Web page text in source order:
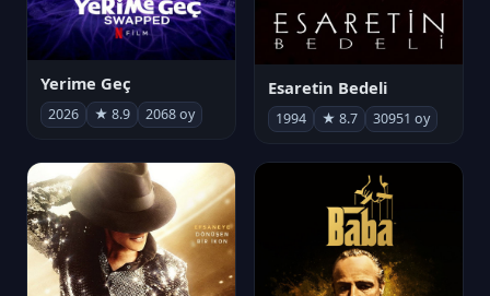
Yerime Geç
2026 ★ 8.9 2068 oy
Esaretin Bedeli
1994 ★ 8.7 30951 oy